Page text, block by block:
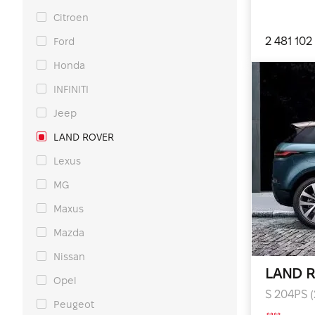
Citroen
Ford
Honda
INFINITI
Jeep
LAND ROVER
Lexus
MG
Maxus
Mazda
Nissan
Opel
Peugeot
2 481
LAND
S 204PS